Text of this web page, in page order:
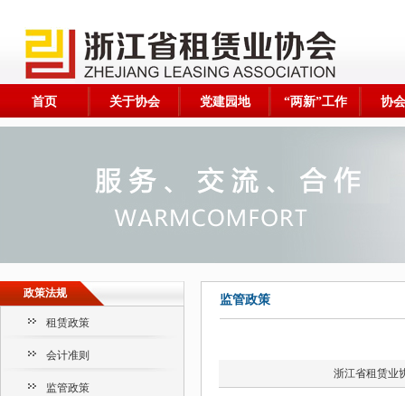
首页 关于协会 党建园地 “两新”工作 协
政策法规
租赁政策
会计准则
监管政策
监管政策
浙江省租赁业